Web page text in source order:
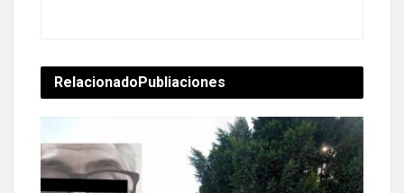
RelacionadoPubliaciones